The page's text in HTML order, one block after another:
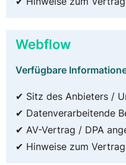
Webflow
Verfügbare
✔ Sitz des Anbieters /
✔ Datenverarbeitende
✔ AV-Vertrag / DPA
✔ Hinweise zum